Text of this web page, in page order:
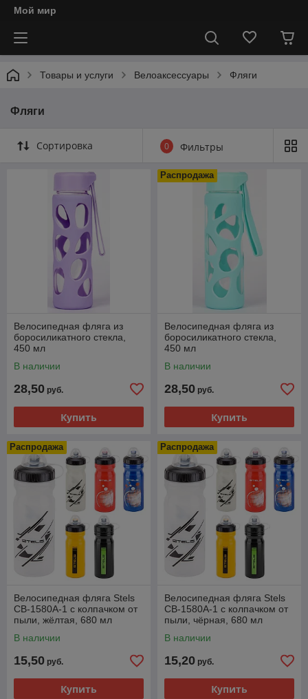
Мой мир
Товары и услуги Велоаксессуары Фляги
Фляги
Сортировка 0 Фильтры
Велосипедная фляга из
боросиликатного стекла,
450 мл
В наличии
28,50 руб.
Купить
Распродажа
Велосипедная фляга из
боросиликатного стекла,
450 мл
В наличии
28,50 руб.
Купить
Распродажа
Велосипедная фляга Stels
CB-1580A-1 с колпачком от
пыли, жёлтая, 680 мл
В наличии
15,50 руб.
Купить
Распродажа
Велосипедная фляга Stels
CB-1580A-1 с колпачком от
пыли, чёрная, 680 мл
В наличии
15,20 руб.
Купить